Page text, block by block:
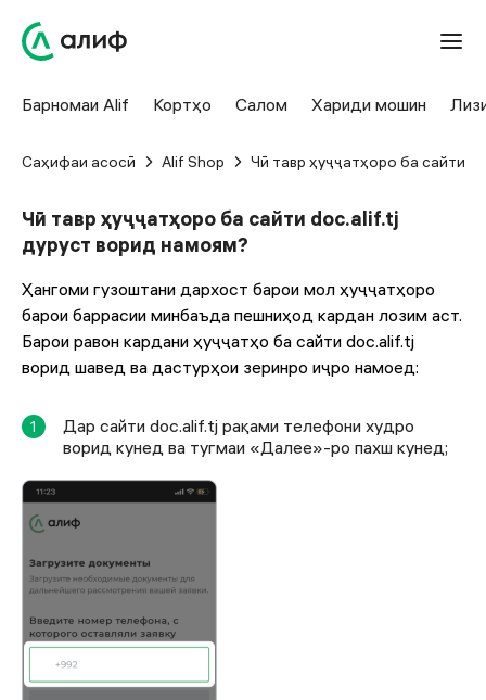
Барномаи Alif Кортҳо Салом Хариди мошин
Саҳифаи асосӣ Alif Shop Чӣ тавр ҳуҷҷатҳоро ба сайти
Чӣ тавр ҳуҷҷатҳоро ба сайти doc.alif.tj
дуруст ворид намоям?
Ҳангоми гузоштани дархост барои мол ҳуҷҷатҳоро
барои баррасии минбаъда пешниҳод кардан лозим аст.
Барои равон кардани ҳуҷҷатҳо ба сайти doc.alif.tj
ворид шавед ва дастурҳои зеринро иҷро намоед:
1
Дар сайти doc.alif.tj рақами телефони худро
ворид кунед ва тугмаи «Далее»-ро пахш кунед;